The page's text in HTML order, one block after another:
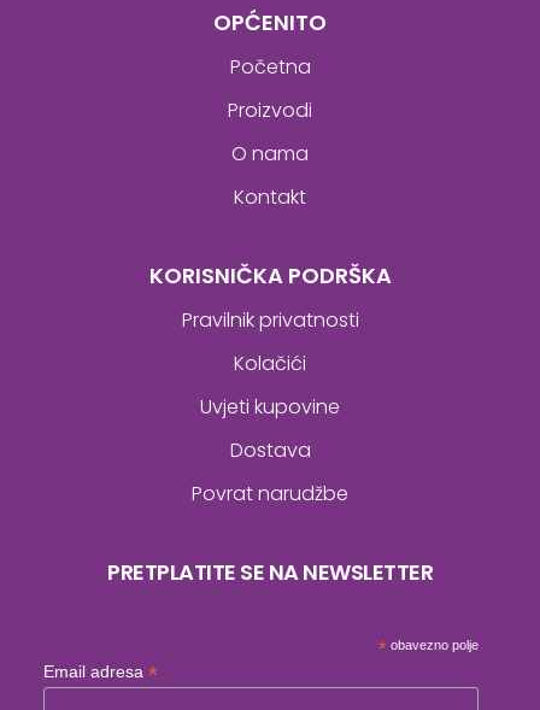
OPĆENITO
Početna
Proizvodi
O nama
Kontakt
KORISNIČKA PODRŠKA
Pravilnik privatnosti
Kolačići
Uvjeti kupovine
Dostava
Povrat narudžbe
PRETPLATITE SE NA NEWSLETTER
* obavezno polje
Email adresa *